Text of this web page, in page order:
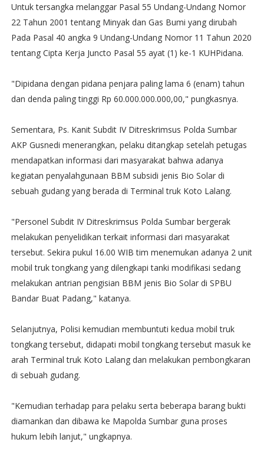
Untuk tersangka melanggar Pasal 55 Undang-Undang Nomor
22 Tahun 2001 tentang Minyak dan Gas Bumi yang dirubah
Pada Pasal 40 angka 9 Undang-Undang Nomor 11 Tahun 2020
tentang Cipta Kerja Juncto Pasal 55 ayat (1) ke-1 KUHPidana.
"Dipidana dengan pidana penjara paling lama 6 (enam) tahun
dan denda paling tinggi Rp 60.000.000.000,00," pungkasnya.
Sementara, Ps. Kanit Subdit IV Ditreskrimsus Polda Sumbar
AKP Gusnedi menerangkan, pelaku ditangkap setelah petugas
mendapatkan informasi dari masyarakat bahwa adanya
kegiatan penyalahgunaan BBM subsidi jenis Bio Solar di
sebuah gudang yang berada di Terminal truk Koto Lalang.
"Personel Subdit IV Ditreskrimsus Polda Sumbar bergerak
melakukan penyelidikan terkait informasi dari masyarakat
tersebut. Sekira pukul 16.00 WIB tim menemukan adanya 2 unit
mobil truk tongkang yang dilengkapi tanki modifikasi sedang
melakukan antrian pengisian BBM jenis Bio Solar di SPBU
Bandar Buat Padang," katanya.
Selanjutnya, Polisi kemudian membuntuti kedua mobil truk
tongkang tersebut, didapati mobil tongkang tersebut masuk ke
arah Terminal truk Koto Lalang dan melakukan pembongkaran
di sebuah gudang.
"Kemudian terhadap para pelaku serta beberapa barang bukti
diamankan dan dibawa ke Mapolda Sumbar guna proses
hukum lebih lanjut," ungkapnya.